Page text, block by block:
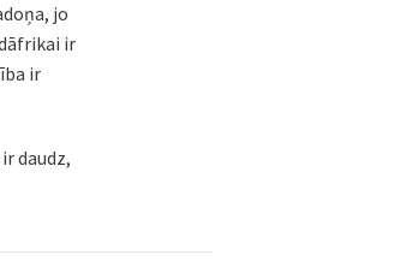
jo
ir
ir
daudz,